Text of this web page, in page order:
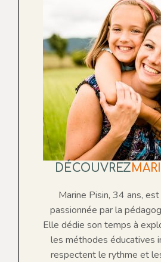
DÉCOUVREZ
Marine Pisin, 34 ans,
passionnée par la
Elle dédie son temps à
les méthodes éducatives
respectent le rythme et